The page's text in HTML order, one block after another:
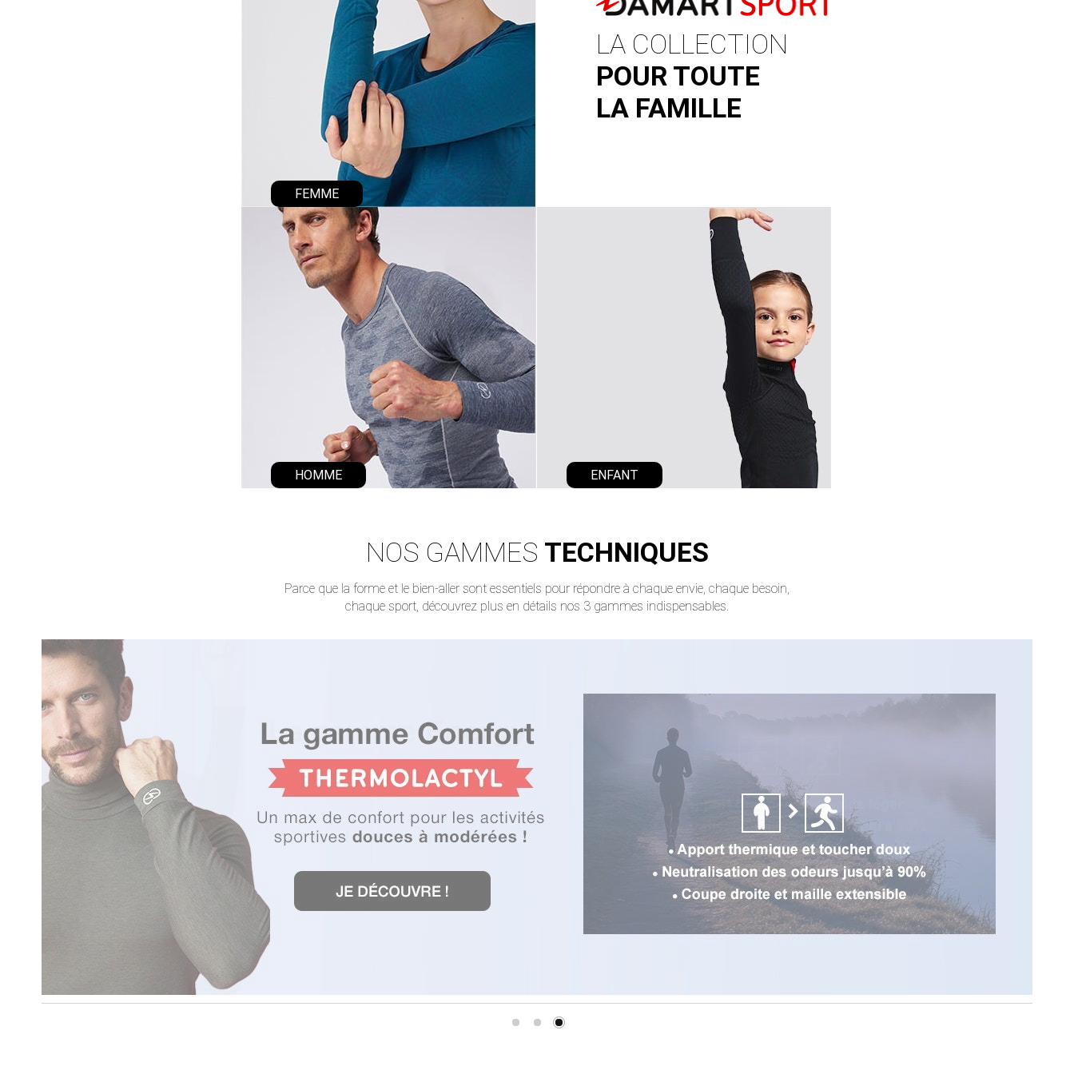
FEMME
LA COLLECTION
POUR TOUTE
LA FAMILLE
HOMME ENFANT
NOS GAMMES TECHNIQUES
Parce que la forme et le bien-aller sont essentiels pour répondre à chaque envie, chaque besoin,
chaque sport, découvrez plus en détails nos 3 gammes indispensables.